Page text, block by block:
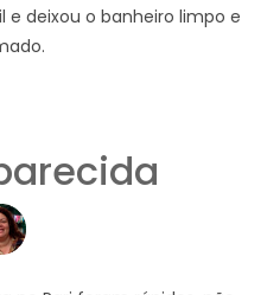
deixou o banheiro limpo e